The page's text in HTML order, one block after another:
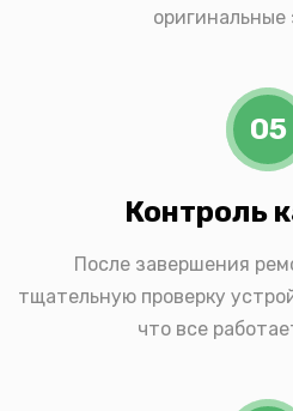
оригинальные
05
Контроль
После завершения
тщательную проверку
что все